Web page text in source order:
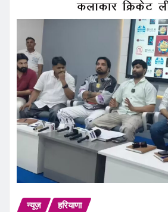
न्यूज़ हरियाणा